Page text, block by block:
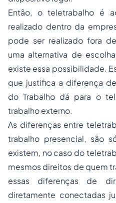
Então, o teletrabalho é
realizado dentro da
pode ser realizado fora
uma alternativa de
existe essa possibilidade.
que justifica a diferença
do Trabalho dá para o
trabalho externo.
As diferenças entre
trabalho presencial, são
existem, no caso do
mesmos direitos de quem
essas diferenças de
diretamente conectadas